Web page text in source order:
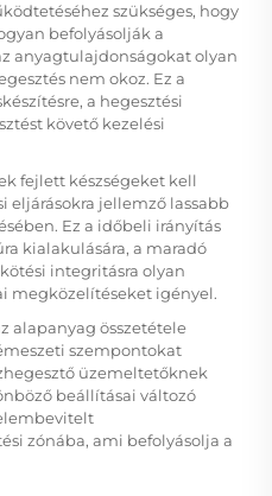
szükséges, hogy
befolyásolják a
anyagtulajdonságokat olyan
nem okoz. Ez a
a hegesztési
követő kezelési
fejlett készségeket kell
eljárásokra jellemző lassabb
Ez a időbeli irányítás
kialakulására, a maradó
integritásra olyan
megközelítéseket igényel.
alapanyag összetétele
szempontokat
üzemeltetőknek
beállításai változó
zónába, ami befolyásolja a